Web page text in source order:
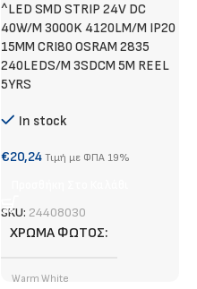
^LED SMD STRIP 24V DC
40W/M 3000K 4120LM/M IP20
15MM CRI80 OSRAM 2835
240LEDS/M 3SDCM 5M REEL
5YRS
In stock
€20,24 Τιμή με ΦΠΑ 19%
SKU: 24408030
ΧΡΏΜΑ ΦΩΤΌΣ
Warm White